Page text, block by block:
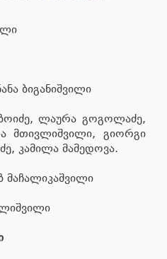
ბიგანიშვილი
ლაურა გოგოლაძე,
მთივლიშვილი, გიორგი
კამილა მამედოვა.
მაჩალიკაშვილი